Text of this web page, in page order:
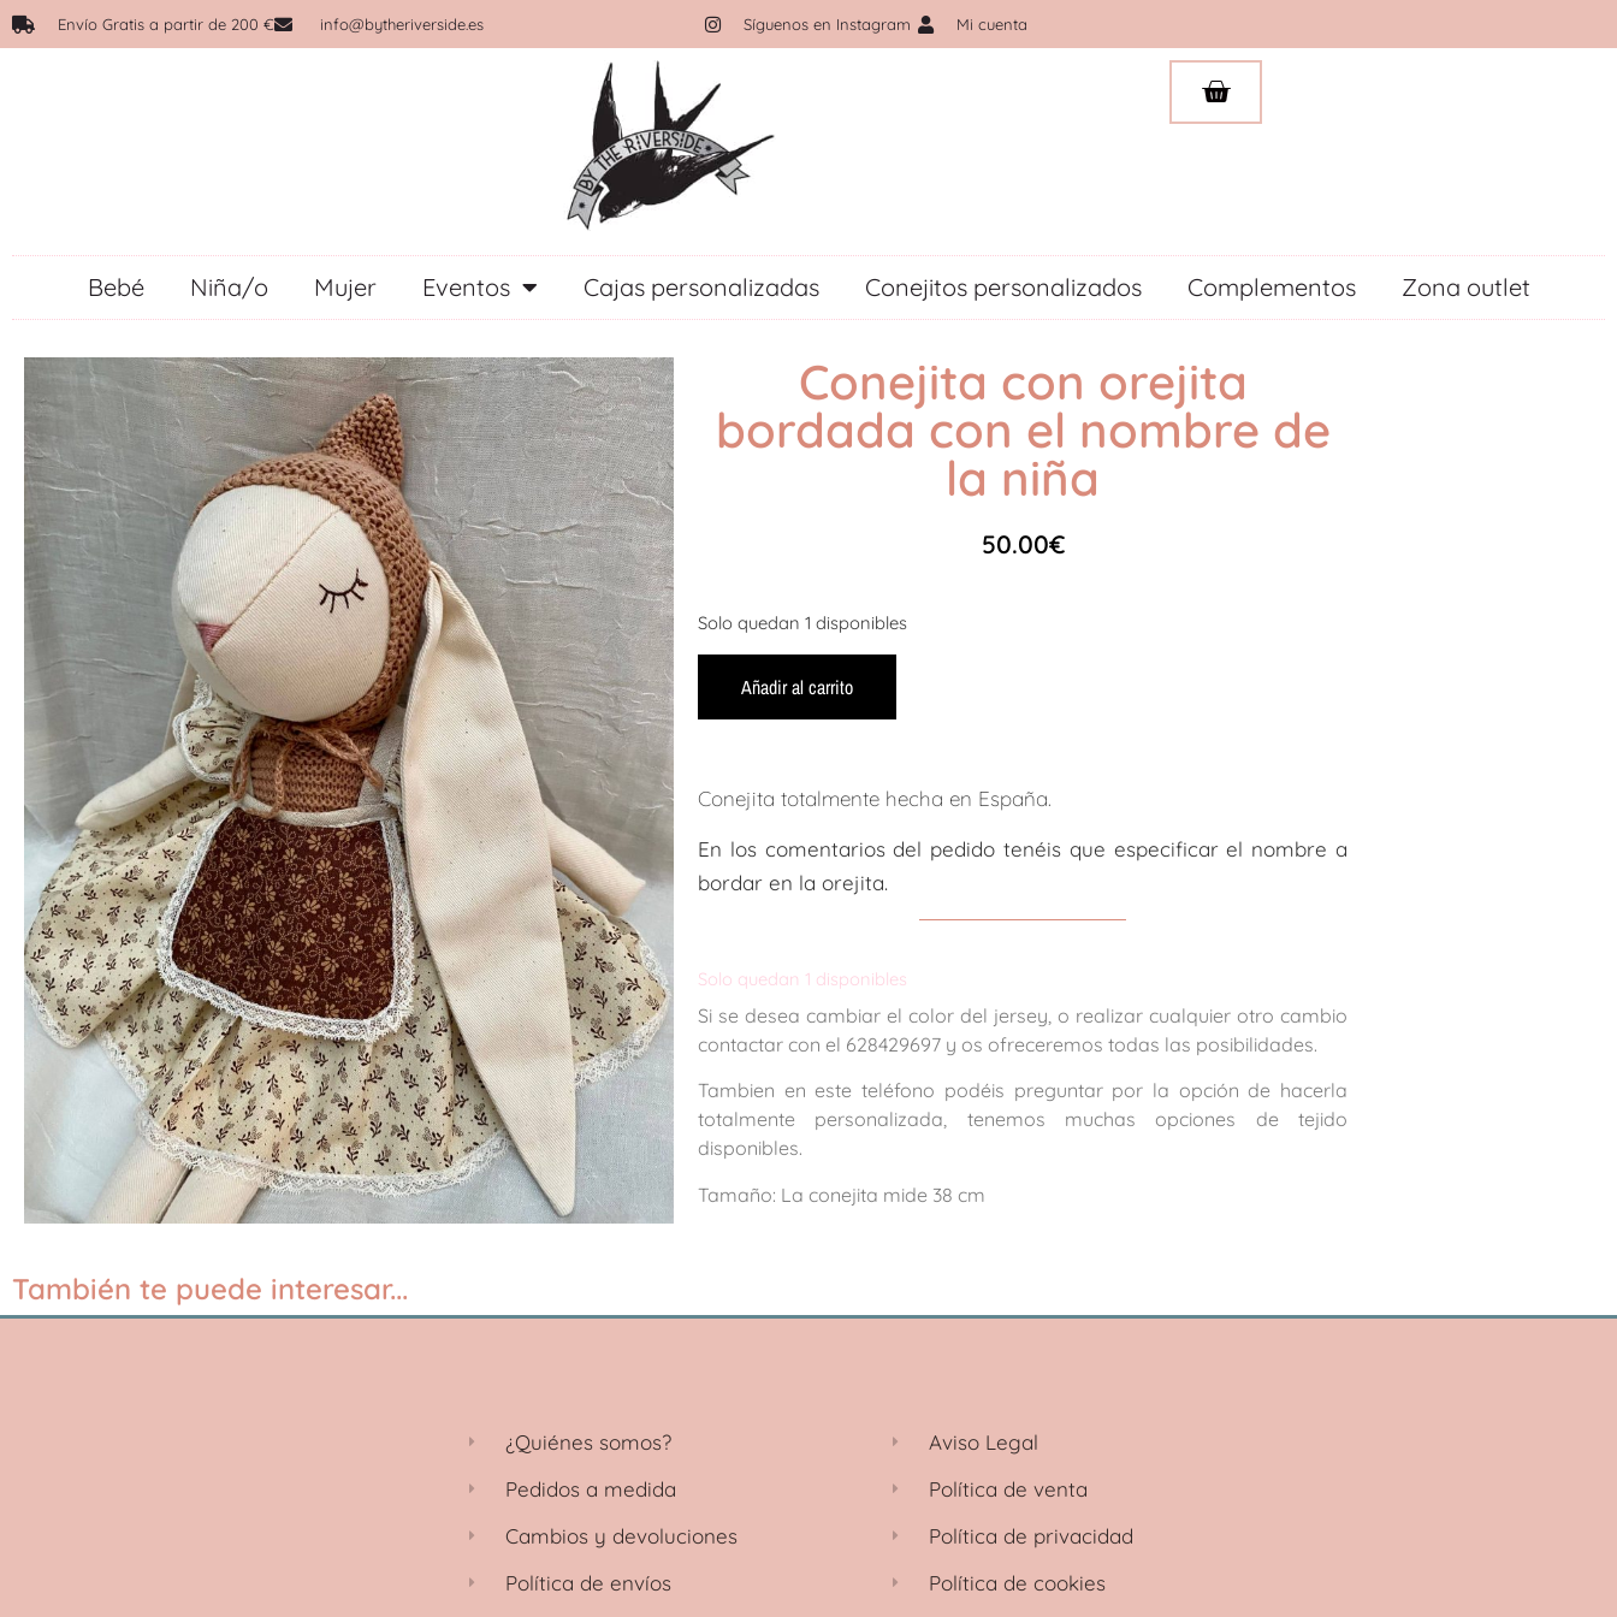
Envío Gratis a partir de 200 € info@bytheriverside.es Síguenos en Instagram Mi cuenta
Bebé Niña/o Mujer Eventos Cajas personalizadas Conejitos personalizados Complementos Zona outlet
Conejita con orejita
bordada con el nombre de
la niña
50.00€
Solo quedan 1 disponibles
Añadir al carrito
Conejita totalmente hecha en España.
En los comentarios del pedido tenéis que especificar el nombre a
bordar en la orejita.
Solo quedan 1 disponibles
Si se desea cambiar el color del jersey, o realizar cualquier otro cambio
contactar con el 628429697 y os ofreceremos todas las posibilidades.
Tambien en este teléfono podéis preguntar por la opción de hacerla
totalmente personalizada, tenemos muchas opciones de tejido
disponibles.
Tamaño: La conejita mide 38 cm
También te puede interesar...
¿Quiénes somos?
Pedidos a medida
Cambios y devoluciones
Política de envíos
Aviso Legal
Política de venta
Política de privacidad
Política de cookies